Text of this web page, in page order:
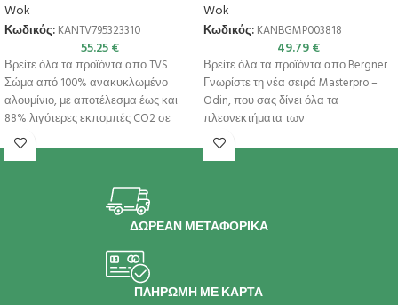
Wok
Κωδικός: KANTV795323310
55.25€
Βρείτε όλα τα προϊόντα απο TVS
Σώμα από 100% ανακυκλωμένο
αλουμίνιο, με αποτέλεσμα έως και
88% λιγότερες εκπομπές CO2 σε
Wok
Κωδικός: KANBGMP003818
49.79€
Βρείτε όλα τα προϊόντα απο Bergner
Γνωρίστε τη νέα σειρά Masterpro –
Odin, που σας δίνει όλα τα
πλεονεκτήματα των
ΔΩΡΕΑΝ ΜΕΤΑΦΟΡΙΚΑ
ΠΛΗΡΩΜΗ ΜΕ ΚΑΡΤΑ